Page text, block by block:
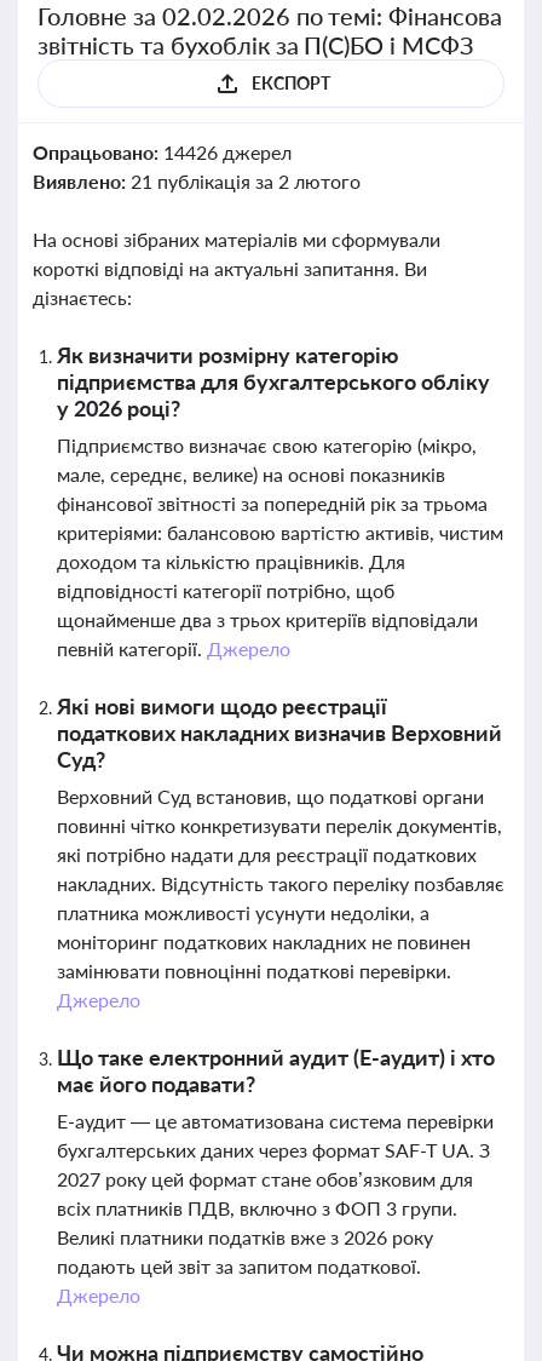
Головне за 02.02.2026 по темі: Фінансова
звітність та бухоблік за П(С)БО і МСФЗ
ЕКСПОРТ
Опрацьовано: 14426 джерел
Виявлено: 21 публікація за 2 лютого
На основі зібраних матеріалів ми сформували
короткі відповіді на актуальні запитання. Ви
дізнаєтесь:
Як визначити розмірну категорію
підприємства для бухгалтерського обліку
у 2026 році?
Підприємство визначає свою категорію (мікро,
мале, середнє, велике) на основі показників
фінансової звітності за попередній рік за трьома
критеріями: балансовою вартістю активів, чистим
доходом та кількістю працівників. Для
відповідності категорії потрібно, щоб
щонайменше два з трьох критеріїв відповідали
певній категорії. Джерело
Які нові вимоги щодо реєстрації
податкових накладних визначив Верховний
Суд?
Верховний Суд встановив, що податкові органи
повинні чітко конкретизувати перелік документів,
які потрібно надати для реєстрації податкових
накладних. Відсутність такого переліку позбавляє
платника можливості усунути недоліки, а
моніторинг податкових накладних не повинен
замінювати повноцінні податкові перевірки.
Джерело
Що таке електронний аудит (Е-аудит) і хто
має його подавати?
Е-аудит — це автоматизована система перевірки
бухгалтерських даних через формат SAF-T UA. З
2027 року цей формат стане обов’язковим для
всіх платників ПДВ, включно з ФОП 3 групи.
Великі платники податків вже з 2026 року
подають цей звіт за запитом податкової.
Джерело
Чи можна підприємству самостійно